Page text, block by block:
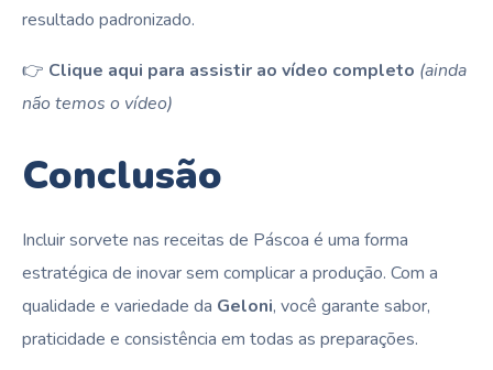
resultado padronizado.
👉 Clique aqui para assistir ao vídeo completo (ainda
não temos o vídeo)
Conclusão
Incluir sorvete nas receitas de Páscoa é uma forma
estratégica de inovar sem complicar a produção. Com a
qualidade e variedade da Geloni, você garante sabor,
praticidade e consistência em todas as preparações.